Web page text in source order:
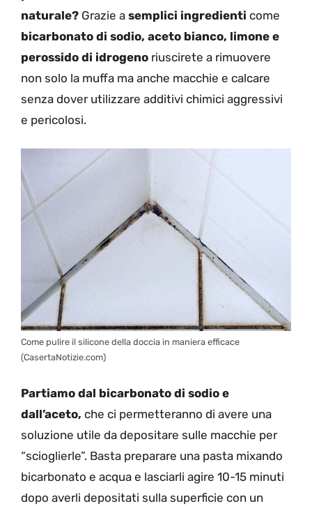
naturale? Grazie a semplici ingredienti come
bicarbonato di sodio, aceto bianco, limone e
perossido di idrogeno riuscirete a rimuovere
non solo la muffa ma anche macchie e calcare
senza dover utilizzare additivi chimici aggressivi
e pericolosi.
Come pulire il silicone della doccia in maniera efficace
(CasertaNotizie.com)
Partiamo dal bicarbonato di sodio e
dall’aceto, che ci permetteranno di avere una
soluzione utile da depositare sulle macchie per
“scioglierle”. Basta preparare una pasta mixando
bicarbonato e acqua e lasciarli agire 10-15 minuti
dopo averli depositati sulla superficie con un